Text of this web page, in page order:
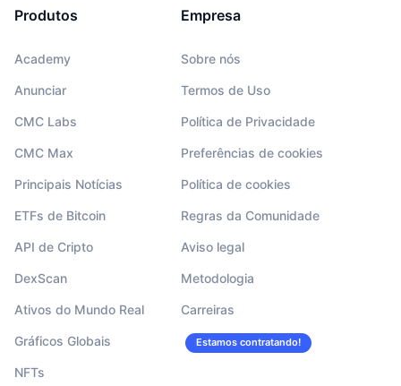
Produtos
Academy
Anunciar
CMC Labs
CMC Max
Principais Notícias
ETFs de Bitcoin
API de Cripto
DexScan
Ativos do Mundo Real
Gráficos Globais
NFTs
Empresa
Sobre nós
Termos de Uso
Política de Privacidade
Preferências de cookies
Política de cookies
Regras da Comunidade
Aviso legal
Metodologia
Carreiras
Estamos contratando!